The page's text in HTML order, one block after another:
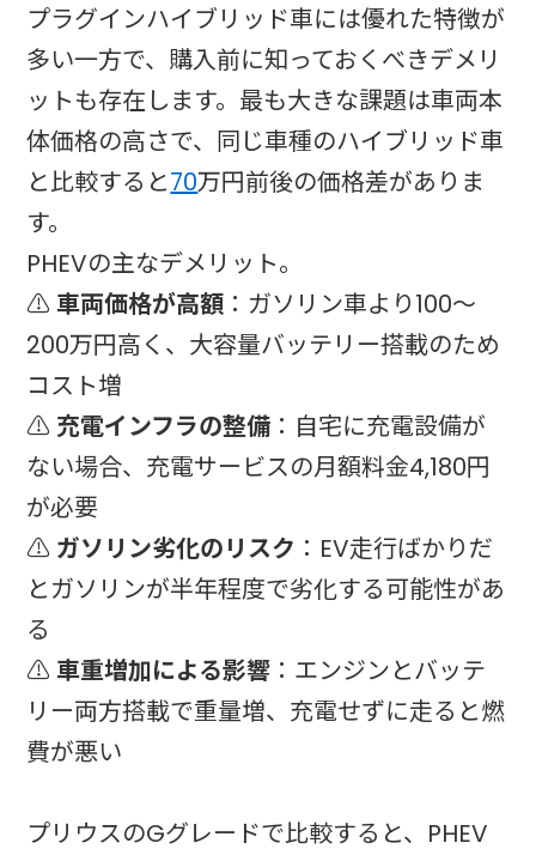
プラグインハイブリッド車には優れた特徴が
多い一方で、購入前に知っておくべきデメリ
ットも存在します。最も大きな課題は車両本
体価格の高さで、同じ車種のハイブリッド車
と比較すると70万円前後の価格差がありま
す。​
PHEVの主なデメリット。
⚠️ 車両価格が高額 ：ガソリン車より100～
200万円高く、大容量バッテリー搭載のため
コスト増
⚠️充電インフラの整備 ：自宅に充電設備が
ない場合、充電サービスの月額料金4,180円
が必要
⚠️ ガソリン劣化のリスク ：EV走行ばかりだ
とガソリンが半年程度で劣化する可能性があ
る
⚠️ 車重増加による影響 ：エンジンとバッテ
リー両方搭載で重量増、充電せずに走ると燃
費が悪い
プリウスのGグレードで比較すると、PHEV